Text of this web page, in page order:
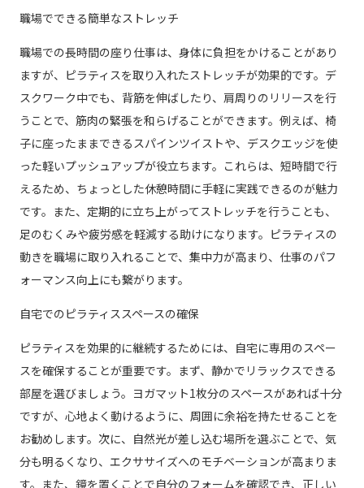
職場でできる簡単なストレッチ
職場での長時間の座り仕事は、身体に負担をかけることがあり
ますが、ピラティスを取り入れたストレッチが効果的です。デ
スクワーク中でも、背筋を伸ばしたり、肩周りのリリースを行
うことで、筋肉の緊張を和らげることができます。例えば、椅
子に座ったままできるスパインツイストや、デスクエッジを使
った軽いプッシュアップが役立ちます。これらは、短時間で行
えるため、ちょっとした休憩時間に手軽に実践できるのが魅力
です。また、定期的に立ち上がってストレッチを行うことも、
足のむくみや疲労感を軽減する助けになります。ピラティスの
動きを職場に取り入れることで、集中力が高まり、仕事のパフ
ォーマンス向上にも繋がります。
自宅でのピラティススペースの確保
ピラティスを効果的に継続するためには、自宅に専用のスペー
スを確保することが重要です。まず、静かでリラックスできる
部屋を選びましょう。ヨガマット1枚分のスペースがあれば十分
ですが、心地よく動けるように、周囲に余裕を持たせることを
お勧めします。次に、自然光が差し込む場所を選ぶことで、気
分も明るくなり、エクササイズへのモチベーションが高まりま
す。また、鏡を置くことで自分のフォームを確認でき、正しい